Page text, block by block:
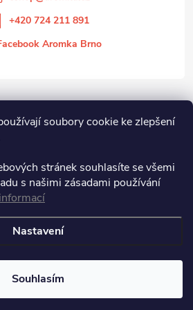
soubory cookie ke zlepšení
stránek souhlasíte se všemi
s našimi zásadami používání
Nastavení
Souhlasím
+420 724 211 891
Aromka Brno
Brno. Všechna práva vyhrazena.